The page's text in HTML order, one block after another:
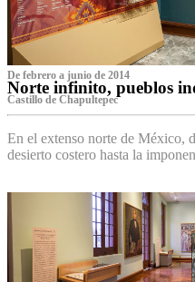
De febrero a junio de 2014
Norte infinito, pueblos
Castillo de Chapultepec
En el extenso norte de México,
desierto costero hasta la